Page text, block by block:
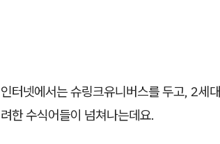
인터넷에서는 슈링크유니버스를 두고, 2세
려한 수식어들이 넘쳐나는데요.